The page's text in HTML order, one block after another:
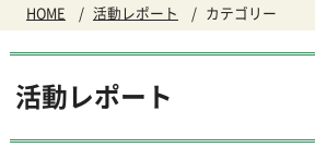
HOME 活動レポート カテゴリー
活動レポート